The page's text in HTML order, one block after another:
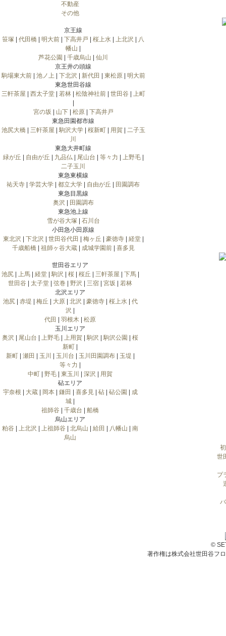
不動産
その他
京王線
笹塚
代田橋 明大前 下高井戸 桜上水 上北沢
八
幡山
芦花公園
千歳烏山
仙川
京王井の頭線
駒場東大前| 池ノ上 下北沢 新代田 東松原| 明大前
東急世田谷線
三軒茶屋
西太子堂| 若林| 松陰神社前| 世田谷
上町
宮の坂
山下| 松原| 下高井戸
東急田園都市線
池尻大橋| 三軒茶屋 駒沢大学| 桜新町| 用賀| 二子玉
川
東急大井町線
緑が丘
自由が丘 九品仏| 尾山台 等々力 上野毛|
二子玉川
東急東横線
祐天寺
学芸大学 都立大学 自由が丘
田園調布
東急目黒線
奥沢
田園調布
東急池上線
雪が谷大塚| 石川台
小田急小田原線
東北沢
下北沢 世田谷代田 梅ヶ丘 豪徳寺| 経堂|
千歳船橋| 祖師ヶ谷大蔵| 成城学園前| 喜多見
世田谷エリア
池尻| 上馬| 経堂| 駒沢 桜| 桜丘 三軒茶屋 下馬|
世田谷
太子堂 弦巻 野沢 三宿 宮坂
若林
北沢エリア
池尻| 赤堤 梅丘 大原| 北沢 豪徳寺| 桜上水| 代
沢
代田
羽根木
松原
玉川エリア
奥沢
尾山台 上野毛 上用賀 駒沢 駒沢公園
桜
新町
新町| 瀬田 玉川 玉川台 玉川田園調布| 玉堤
等々力
中町
野毛 東玉川 深沢
用賀
砧エリア
宇奈根
大蔵| 岡本| 鎌田 喜多見| 砧| 砧公園
成
城
祖師谷
千歳台
船橋
烏山エリア
粕谷
上北沢 上祖師谷 北烏山 給田 八幡山
南
烏山
世
プ
©
著作権は株式会社世田谷フ